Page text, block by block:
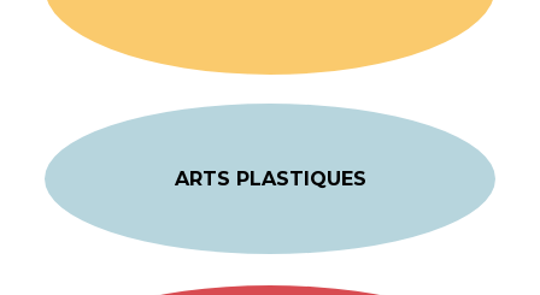
ARTS PLASTIQUES